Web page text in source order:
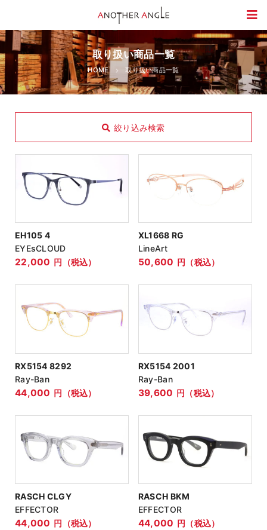
取り扱い商品一覧
HOME 取り扱い商品一覧
絞り込み検索
メガネ
サングラス
ブランド
形状
カラー
検索する
リセット
EH105 4
EYEsCLOUD
22,000 円（税込）
XL1668 RG
LineArt
50,600 円（税込）
RX5154 8292
Ray-Ban
44,000 円（税込）
RX5154 2001
Ray-Ban
39,600 円（税込）
RASCH CLGY
EFFECTOR
44,000 円（税込）
RASCH BKM
EFFECTOR
44,000 円（税込）